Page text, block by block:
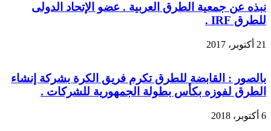
نبذه عن جمعية الطرق العربية . عضو اﻹتحاد الدولى
للطرق IRF .
21 أكتوبر، 2017
بالصور : القابضة للطرق تكرم فريق الكرة بشركة إنشاء
الطرق لفوزه بكأس بطولة الجمهورية للشركات .
6 أكتوبر، 2018